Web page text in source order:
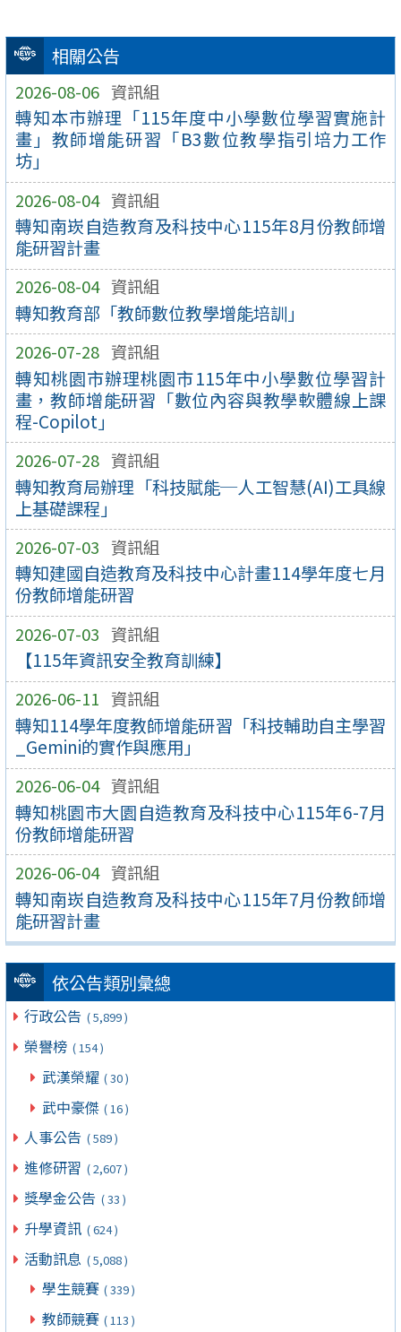
相關公告
2026-08-06 資訊組
轉知本市辦理「115年度中小學數位學習實施計
畫」教師增能研習「B3數位教學指引培力工作
坊」
2026-08-04 資訊組
轉知南崁自造教育及科技中心115年8月份教師增
能研習計畫
2026-08-04 資訊組
轉知教育部「教師數位教學增能培訓」
2026-07-28 資訊組
轉知桃園市辦理桃園市115年中小學數位學習計
畫，教師增能研習「數位內容與教學軟體線上課
程-Copilot」
2026-07-28 資訊組
轉知教育局辦理「科技賦能─人工智慧(AI)工具線
上基礎課程」
2026-07-03 資訊組
轉知建國自造教育及科技中心計畫114學年度七月
份教師增能研習
2026-07-03 資訊組
【115年資訊安全教育訓練】
2026-06-11 資訊組
轉知114學年度教師增能研習「科技輔助自主學習
_Gemini的實作與應用」
2026-06-04 資訊組
轉知桃園市大園自造教育及科技中心115年6-7月
份教師增能研習
2026-06-04 資訊組
轉知南崁自造教育及科技中心115年7月份教師增
能研習計畫
依公告類別彙總
行政公告 ( 5,899 )
榮譽榜 ( 154 )
武漢榮耀 ( 30 )
武中豪傑 ( 16 )
人事公告 ( 589 )
進修研習 ( 2,607 )
獎學金公告 ( 33 )
升學資訊 ( 624 )
活動訊息 ( 5,088 )
學生競賽 ( 339 )
教師競賽 ( 113 )